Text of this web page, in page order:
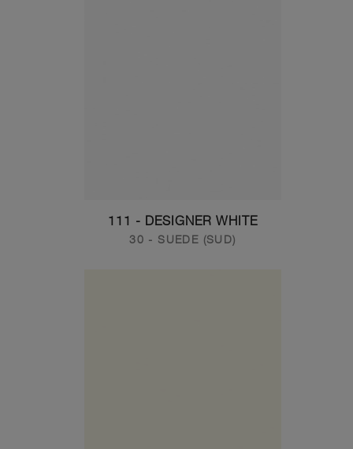
111 - DESIGNER WHITE
30 - SUEDE (SUD)